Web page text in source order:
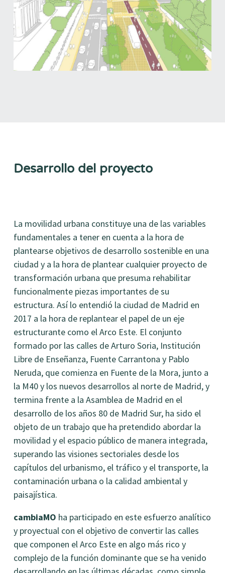
Desarrollo del proyecto
La movilidad urbana constituye una de las variables
fundamentales a tener en cuenta a la hora de
plantearse objetivos de desarrollo sostenible en una
ciudad y a la hora de plantear cualquier proyecto de
transformación urbana que presuma rehabilitar
funcionalmente piezas importantes de su
estructura. Así lo entendió la ciudad de Madrid en
2017 a la hora de replantear el papel de un eje
estructurante como el Arco Este. El conjunto
formado por las calles de Arturo Soria, Institución
Libre de Enseñanza, Fuente Carrantona y Pablo
Neruda, que comienza en Fuente de la Mora, junto a
la M40 y los nuevos desarrollos al norte de Madrid, y
termina frente a la Asamblea de Madrid en el
desarrollo de los años 80 de Madrid Sur, ha sido el
objeto de un trabajo que ha pretendido abordar la
movilidad y el espacio público de manera integrada,
superando las visiones sectoriales desde los
capítulos del urbanismo, el tráfico y el transporte, la
contaminación urbana o la calidad ambiental y
paisajística.
cambiaMO ha participado en este esfuerzo analítico
y proyectual con el objetivo de convertir las calles
que componen el Arco Este en algo más rico y
complejo de la función dominante que se ha venido